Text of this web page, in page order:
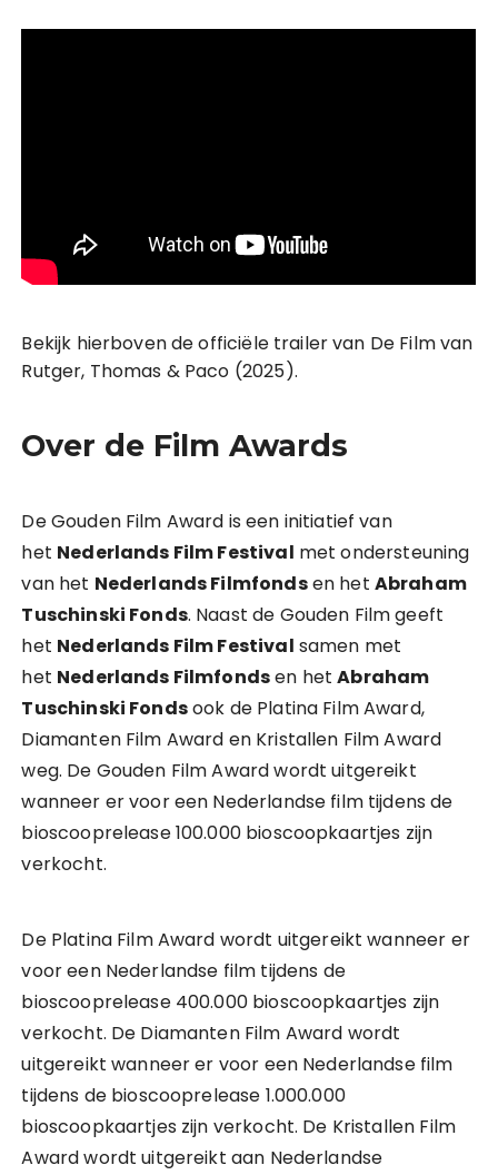
Bekijk hierboven de officiële trailer van De Film van
Rutger, Thomas & Paco (2025).
Over de Film Awards
De Gouden Film Award is een initiatief van
het Nederlands Film Festival met ondersteuning
van het Nederlands Filmfondsen het Abraham
Tuschinski Fonds. Naast de Gouden Film geeft
het Nederlands Film Festival samen met
het Nederlands Filmfondsen hetAbraham
Tuschinski Fondsook de Platina Film Award,
Diamanten Film Award en Kristallen Film Award
weg. De Gouden Film Award wordt uitgereikt
wanneer er voor een Nederlandse film tijdens de
bioscooprelease 100.000 bioscoopkaartjes zijn
verkocht.
De Platina Film Award wordt uitgereikt wanneer er
voor een Nederlandse film tijdens de
bioscooprelease 400.000 bioscoopkaartjes zijn
verkocht. De Diamanten Film Award wordt
uitgereikt wanneer er voor een Nederlandse film
tijdens de bioscooprelease 1.000.000
bioscoopkaartjes zijn verkocht. De Kristallen Film
Award wordt uitgereikt aan Nederlandse